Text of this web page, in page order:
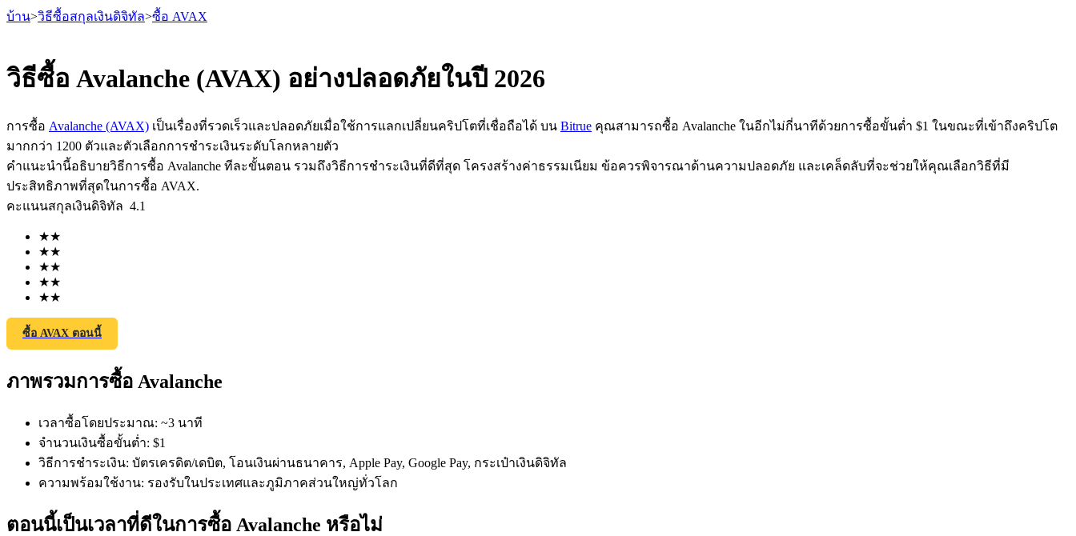
ฟิวเจอร์ส
ฟิวเจอร์ส USDT
ฟิวเจอร์สที่ใช้ USDT เป็นหลักประกัน
ฟิวเจอร์ส COIN-M
ฟิวเจอร์สสกุลเงินดิจิทัล
บ้าน>วิธีซื้อสกุลเงินดิจิทัล>ซื้อ AVAX
วิธีซื้อ Avalanche (AVAX) อย่างปลอดภัยในปี 2026
การซื้อ Avalanche (AVAX) เป็นเรื่องที่รวดเร็วและปลอดภัยเมื่อใช้การแลกเปลี่ยนคริปโตที่เชื่อถือได้ บน Bitrue คุณสามารถซื้อ Avalanche ในอีกไม่กี่นาทีด้วยการซื้อขั้นต่ำ $1 ในขณะที่เข้าถึงคริปโต
มากกว่า 1200 ตัวและตัวเลือกการชำระเงินระดับโลกหลายตัว
คำแนะนำนี้อธิบายวิธีการซื้อ Avalanche ทีละขั้นตอน รวมถึงวิธีการชำระเงินที่ดีที่สุด โครงสร้างค่าธรรมเนียม ข้อควรพิจารณาด้านความปลอดภัย และเคล็ดลับที่จะช่วยให้คุณเลือกวิธีที่มี
ประสิทธิภาพที่สุดในการซื้อ AVAX.
คะแนนสกุลเงินดิจิทัล 4.1
★★
★★
★★
★★
★★
ซื้อ AVAX ตอนนี้
ภาพรวมการซื้อ Avalanche
เวลาซื้อโดยประมาณ: ~3 นาที
จำนวนเงินซื้อขั้นต่ำ: $1
วิธีการชำระเงิน: บัตรเครดิต/เดบิต, โอนเงินผ่านธนาคาร, Apple Pay, Google Pay, กระเป๋าเงินดิจิทัล
ความพร้อมใช้งาน: รองรับในประเทศและภูมิภาคส่วนใหญ่ทั่วโลก
ตอนนี้เป็นเวลาที่ดีในการซื้อ Avalanche หรือไม่